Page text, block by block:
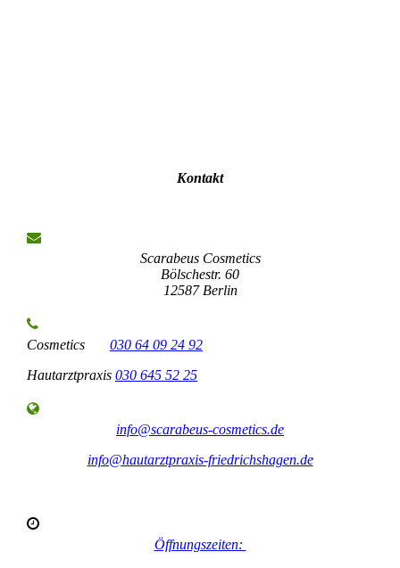
Kontakt
Scarabeus Cosmetics
Bölschestr. 60
12587 Berlin
Cosmetics 030 64 09 24 92
Hautarztpraxis 030 645 52 25
info@scarabeus-cosmetics.de
info@hautarztpraxis-friedrichshagen.de
Öffnungszeiten: